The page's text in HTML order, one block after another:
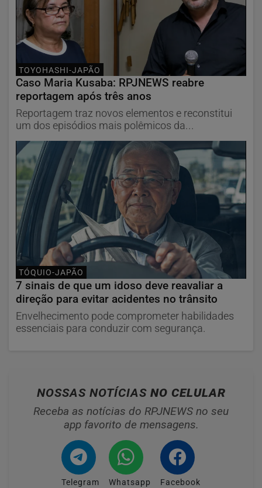
TOYOHASHI-JAPÃO
Caso Maria Kusaba: RPJNEWS reabre
reportagem após três anos
Reportagem traz novos elementos e reconstitui
um dos episódios mais polêmicos da...
TÓQUIO-JAPÃO
7 sinais de que um idoso deve reavaliar a
direção para evitar acidentes no trânsito
Envelhecimento pode comprometer habilidades
essenciais para conduzir com segurança.
NOSSAS NOTÍCIAS NO CELULAR
Receba as notícias do RPJNEWS no seu
app favorito de mensagens.
Telegram Whatsapp Facebook